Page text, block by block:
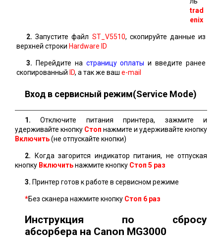
trad
enix
2. Запустите файл ST_V5510, скопируйте данные из
верхней строки Hardware ID
3. Перейдите на страницу оплаты и введите ранее
скопированный ID, а так же ваш e-mail
Вход в сервисный режим(Service Mode)
1. Отключите питания принтера, зажмите и
удерживайте кнопку Стоп нажмите и удерживайте кнопку
Включить(не отпускайте кнопки)
2. Когда загорится индикатор питания, не отпуская
кнопку Включитьнажмите кнопку Стоп 5 раз
3. Принтер готов к работе в сервисном режиме
*Без сканера нажмите кнопку Стоп 6 раз
Инструкция по сбросу
абсорбера на Canon MG3000